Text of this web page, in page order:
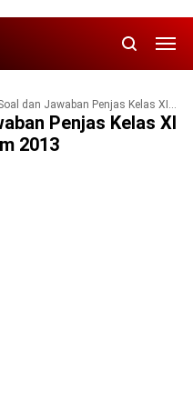
Penjas Kelas XI Semester 2 PG Kurikulum 2013
Penjas Kelas XI
2013